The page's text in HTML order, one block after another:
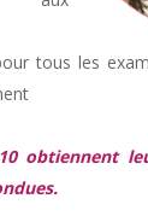
tous les
obtiennent